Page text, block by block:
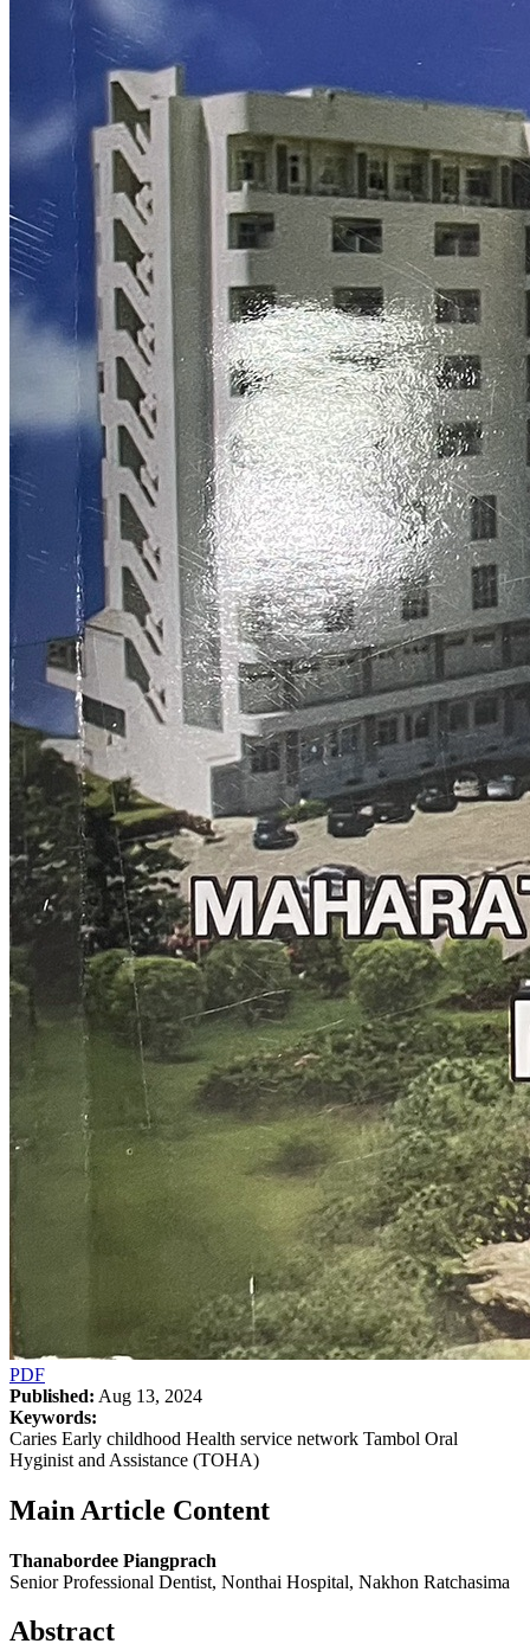
PDF
Published: Aug 13, 2024
Keywords:
Caries Early childhood Health service network Tambol Oral
Hyginist and Assistance (TOHA)
Main Article Content
Thanabordee Piangprach
Senior Professional Dentist, Nonthai Hospital, Nakhon Ratchasima
Abstract